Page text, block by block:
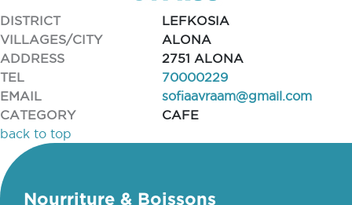
DISTRICT
LEFKOSIA
VILLAGES/CITY
ALONA
ADDRESS
2751 ALONA
TEL
70000229
EMAIL
sofiaavraam@gmail.com
CATEGORY
CAFE
back to top
Nourriture & Boissons